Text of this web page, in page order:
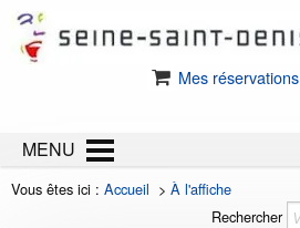
Mes réservations
MENU
Vous êtes ici : Accueil > À l'affiche
Rechercher